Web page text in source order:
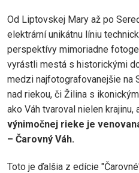
Od Liptovskej Mary až po
elektrární unikátnu líniu
perspektívy mimoriadne
vyrástli mestá s historickými
medzi najfotografovanejšie na
nad riekou, či Žilina s
ako Váh tvaroval nielen krajinu,
výnimočnej rieke je
– Čarovný Váh.
Toto je ďalšia z edície